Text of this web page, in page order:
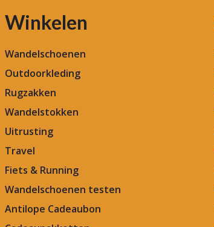
Winkelen
Wandelschoenen
Outdoorkleding
Rugzakken
Wandelstokken
Uitrusting
Travel
Fiets & Running
Wandelschoenen testen
Antilope Cadeaubon